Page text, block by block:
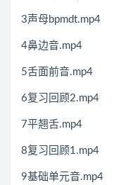
3声母bpmdt.mp4
4鼻边音.mp4
5舌面前音.mp4
6复习回顾2.mp4
7平翘舌.mp4
8复习回顾1.mp4
9基础单元音.mp4